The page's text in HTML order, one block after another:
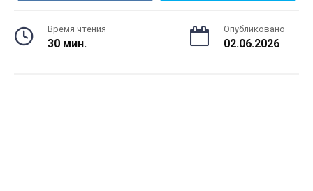
Время чтения
30 мин.
Опубликовано
02.06.2026